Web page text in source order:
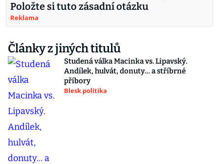
Položte si tuto zásadní otázku
Reklama
Články z jiných titulů
Studená válka Macinka vs. Lipavský.
Andílek, hulvát, donuty… a stříbrné
příbory
Blesk politika